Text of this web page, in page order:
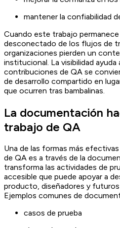
mantener la confiabilidad
Cuando este trabajo
desconectado de los flujos de
organizaciones pierden un
institucional. La visibilidad ayuda
contribuciones de QA se
de desarrollo compartido en
que ocurren tras bambalinas.
La documentación
trabajo de QA
Una de las formas más
de QA es a través de la
transforma las actividades de
accesible que puede apoyar a
producto, diseñadores y
Ejemplos comunes de
casos de prueba